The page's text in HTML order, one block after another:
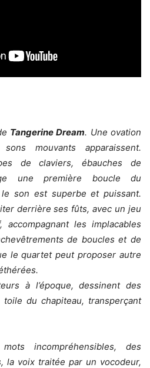
Tangerine Dream. Une ovation
mouvants apparaissent.
de claviers, ébauches de
une première boucle du
son est superbe et puissant.
derrière ses fûts, avec un jeu
accompagnant les implacables
de boucles et de
le quartet peut proposer autre
à l’époque, dessinent des
du chapiteau, transperçant
incompréhensibles, des
la voix traitée par un vocodeur,